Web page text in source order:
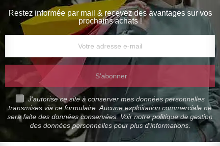
Restez informée par mail & recevez des avantages sur vos
prochains achats !
S’abonner
J'autorise ce site à conserver mes données personnelles
transmises via ce formulaire. Aucune exploitation commerciale ne
sera faite des données conservées. Voir notre politique de gestion
des données personnelles pour plus d'informations.